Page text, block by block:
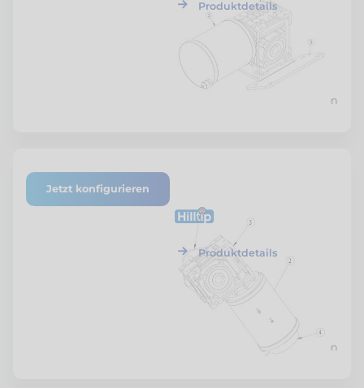
Produktdetails
Preis nach Konfiguration
ETF-SZSTR-MABG-04
HilltipMotor-Antrieb
Produktdetails
Preis nach Konfiguration
Jetzt konfigurieren